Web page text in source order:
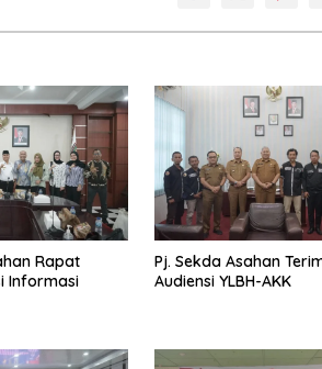
Rapat
Informasi
Pj. Sekda Asahan
Audiensi YLBH-AKK